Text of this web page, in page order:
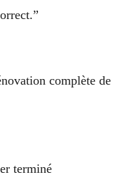
complète de
terminé